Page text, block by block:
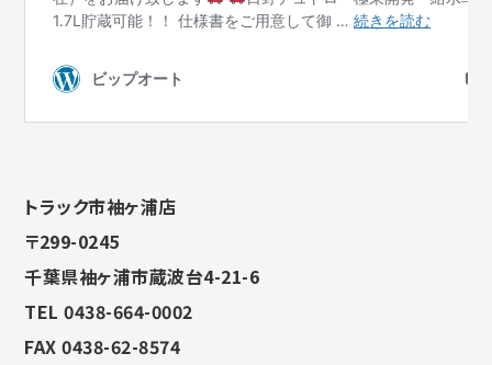
トラック市袖ヶ浦店
〒299-0245
千葉県袖ヶ浦市蔵波台4-21-6
TEL 0438-664-0002
FAX 0438-62-8574